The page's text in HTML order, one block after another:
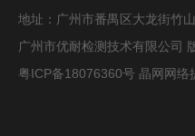
地址：广州市番禺区大龙街竹
广州市优耐检测技术有限公司
粤ICP备18076360号 晶网网络